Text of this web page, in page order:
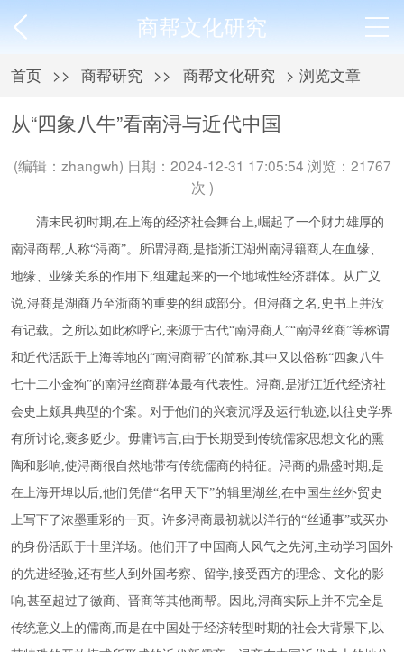
商帮文化研究
首页 >> 商帮研究 >> 商帮文化研究 > 浏览文章
从“四象八牛”看南浔与近代中国
(编辑：zhangwh) 日期：2024-12-31 17:05:54 浏览：21767
次 )
清末民初时期 ,在上海的经济社会舞台上,崛起了一个财力雄厚的
南浔商帮,人称“浔商”。所谓浔商,是指浙江湖州南浔籍商人在血缘、
地缘、业缘关系的作用下,组建起来的一个地域性经济群体。从广义
说,浔商是湖商乃至浙商的重要的组成部分。但浔商之名,史书上并没
有记载。之所以如此称呼它,来源于古代“南浔商人”“南浔丝商”等称谓
和近代活跃于上海等地的“南浔商帮”的简称,其中又以俗称“四象八牛
七十二小金狗”的南浔丝商群体最有代表性。浔商,是浙江近代经济社
会史上颇具典型的个案。对于他们的兴衰沉浮及运行轨迹,以往史学界
有所讨论,褒多贬少。毋庸讳言,由于长期受到传统儒家思想文化的熏
陶和影响,使浔商很自然地带有传统儒商的特征。浔商的鼎盛时期,是
在上海开埠以后,他们凭借“名甲天下”的辑里湖丝,在中国生丝外贸史
上写下了浓墨重彩的一页。许多浔商最初就以洋行的“丝通事”或买办
的身份活跃于十里洋场。他们开了中国商人风气之先河,主动学习国外
的先进经验,还有些人到外国考察、留学,接受西方的理念、文化的影
响,甚至超过了徽商、晋商等其他商帮。因此,浔商实际上并不完全是
传统意义上的儒商,而是在中国处于经济转型时期的社会大背景下,以